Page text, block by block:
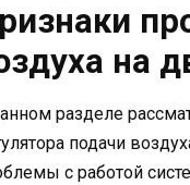
на
разделе
подачи
с работой